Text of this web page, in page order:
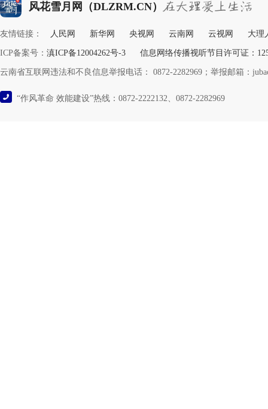
风花雪月网（DLZRM.CN）
友情链接： 人民网 新华网 央视网 云南网 云视网 大理
ICP备案号： 滇ICP备12004262号-3 信息网络传播视听节目许可证：
云南省互联网违法和不良信息举报电话： 0872-2282969；举报邮箱：
“作风革命 效能建设”热线：0872-2222132、0872-2282969